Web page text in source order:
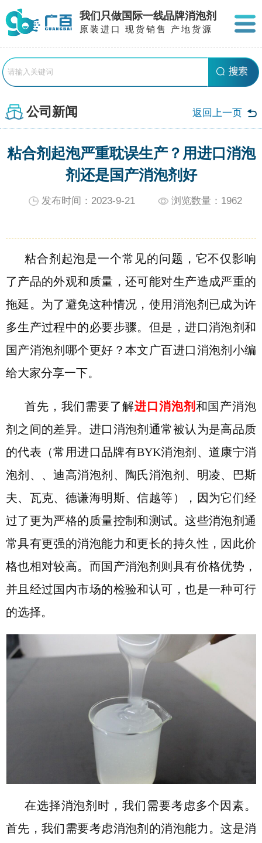
我们只做国际一线品牌消泡剂
原装进口 现货销售 产地货源
公司新闻 返回上一页
粘合剂起泡严重耽误生产？用进口消泡
剂还是国产消泡剂好
发布时间：2023-9-21 浏览数量： 1962
粘合剂起泡是一个常见的问题，它不仅影响
了产品的外观和质量，还可能对生产造成严重的
拖延。为了避免这种情况，使用消泡剂已成为许
多生产过程中的必要步骤。但是，进口消泡剂和
国产消泡剂哪个更好 ？本文广百进口消泡剂小编
给大家分享一下。
首先，我们需要了解进口消泡剂 和国产消泡
剂之间的差异。进口消泡剂通常被认为是高品质
的代表 （常用进口品牌有BYK消泡剂、道康宁消
泡剂、、迪高消泡剂、陶氏消泡剂、明凌、巴斯
夫、瓦克、德谦海明斯、信越等）
，因为它们经
过了更为严格的质量控制和测试。这些消泡剂通
常具有更强的消泡能力和更长的持久性，因此价
格也相对较高。而国产消泡剂则具有价格优势，
并且经过国内市场的检验和认可，也是一种可行
的选择。
在选择消泡剂时，我们需要考虑多个因素。
首先，我们需要考虑消泡剂的消泡能力。这是消